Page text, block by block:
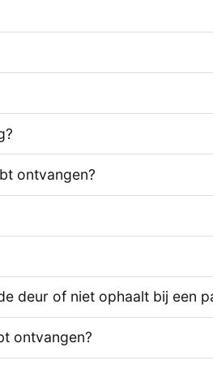
ontvangen?
deur of niet ophaalt bij een
ontvangen?